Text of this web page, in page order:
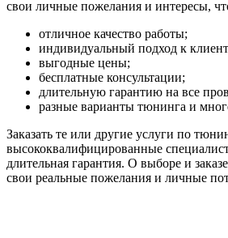
свои личные пожелания и интересы,
отличное качество работы;
индивидуальный подход к
выгодные цены;
бесплатные консультации;
длительную гарантию на все
разные варианты тюнинга и
Заказать те или другие услуги по
высококвалифицированные
длительная гарантия. О выборе и
свои реальные пожелания и личные